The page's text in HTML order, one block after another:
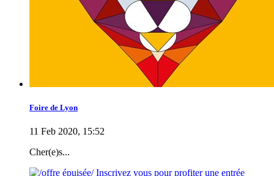
Foire de Lyon
11 Feb 2020, 15:52
Cher(e)s...